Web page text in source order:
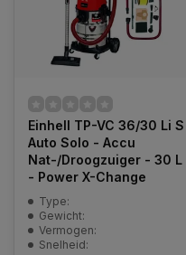
Einhell TP-VC 36/30 Li S
Auto Solo - Accu
Nat-/Droogzuiger - 30 L
- Power X-Change
Type:
Gewicht:
Vermogen:
Snelheid: